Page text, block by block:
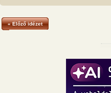
« Előző idézet